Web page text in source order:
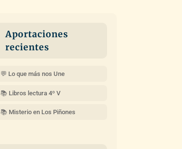
Aportaciones
recientes
💬 Lo que más nos Une
📚 Libros lectura 4º V
📚 Misterio en Los Piñones